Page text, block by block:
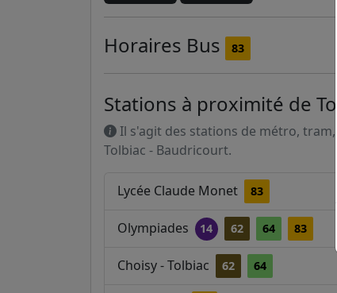
Horaires Bus 83
Stations à proximité de
Il s'agit des stations de métro, tram,
Tolbiac - Baudricourt.
Lycée Claude Monet 83
Olympiades 14 62 64 83
Choisy - Tolbiac 62 64